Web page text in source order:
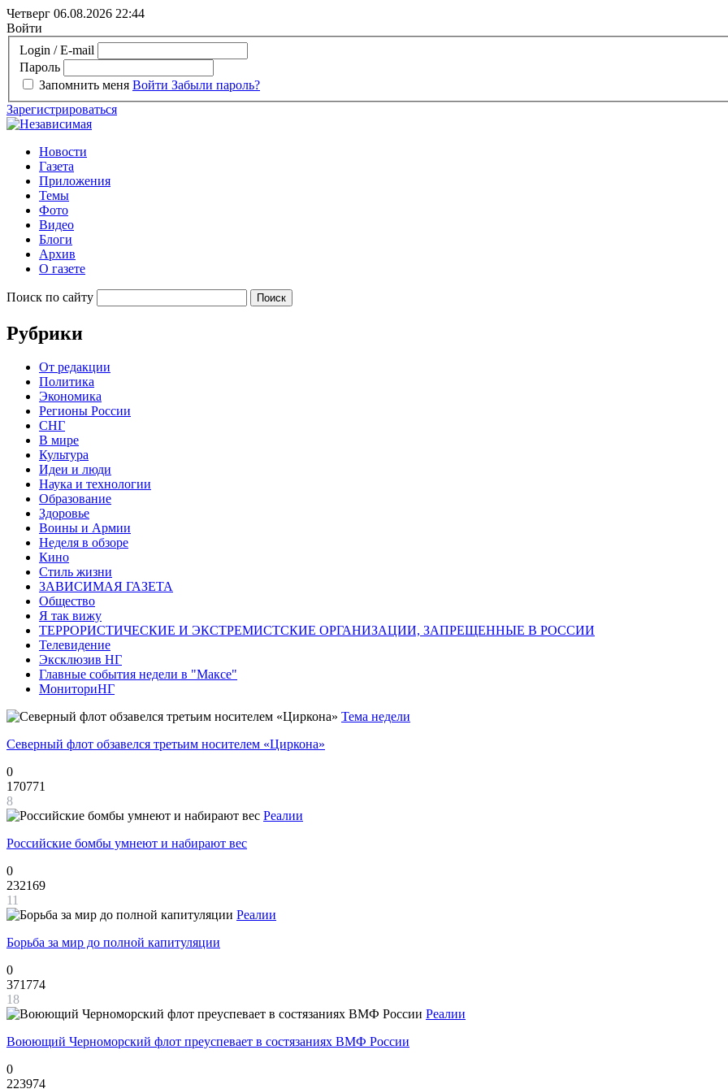
Четверг 06.08.2026 22:44
Войти
Login / E-mail
Пароль
Запомнить меня Войти Забыли пароль?
Зарегистрироваться
Новости
Газета
Приложения
Темы
Фото
Видео
Блоги
Архив
О газете
Поиск по сайту
Рубрики
От редакции
Политика
Экономика
Регионы России
СНГ
В мире
Культура
Идеи и люди
Наука и технологии
Образование
Здоровье
Воины и Армии
Неделя в обзоре
Кино
Стиль жизни
ЗАВИСИМАЯ ГАЗЕТА
Общество
Я так вижу
ТЕРРОРИСТИЧЕСКИЕ И ЭКСТРЕМИСТСКИЕ ОРГАНИЗАЦИИ, ЗАПРЕЩЕННЫЕ В РОССИИ
Телевидение
Эксклюзив НГ
Главные события недели в "Максе"
МониториНГ
Тема недели
Северный флот обзавелся третьим носителем «Циркона»
0
170771
8
Реалии
Российские бомбы умнеют и набирают вес
0
232169
11
Реалии
Борьба за мир до полной капитуляции
0
371774
18
Реалии
Воюющий Черноморский флот преуспевает в состязаниях ВМФ России
0
223974